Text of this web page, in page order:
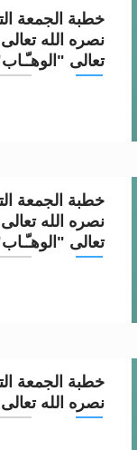
خطبة الجمعة
تعالى
خطبة الجمعة
تعالى
خطبة الجمعة
نصره الله تعالى - في 7/